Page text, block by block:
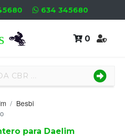
634 345680
0
Besbi
para Daelim